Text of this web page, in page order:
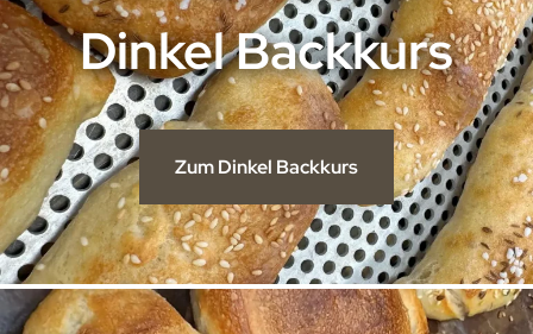
Dinkel Backkurs
Zum Dinkel Backkurs